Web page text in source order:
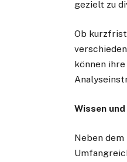
gezielt zu
Ob
können
Wissen
Neben